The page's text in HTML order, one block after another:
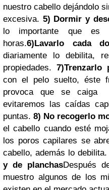
nuestro cabello dejándolo
excesiva. 5) Dormir y
lo importante que
horas.6)Lavarlo cada
diariamente lo debilita,
propiedades.7)Trenzarlo
con el pelo suelto, éste
provoca que se
evitaremos las caídas
puntas. 8) No recogerlo
el cabello cuando esté
los poros capilares se
cabello, además lo debilita.
y de planchasDespués
muestro algunos de los